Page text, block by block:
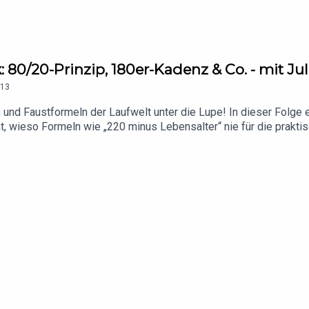
80/20-Prinzip, 180er-Kadenz & Co. - mit
Faustformeln der Laufwelt unter die Lupe! In dieser Folge
wieso Formeln wie „220 minus Lebensalter“ nie für die
oft den echten metabolischen Zone-2-Bereich verfehlen.
Verpflegung, Steigerung und vieles mehr!(00:01:45) -
macht schnell" - stimmt das?(00:44:28) - Müssen Intervalle
bei der UmfangsteigerungFoto: ACHILLES
& Rabatt-Aktionen!